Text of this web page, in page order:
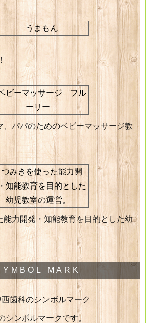
、パパのためのベビーマッサージ教
能力開発・知能教育を目的とした幼
MARK
シンボルマークです。